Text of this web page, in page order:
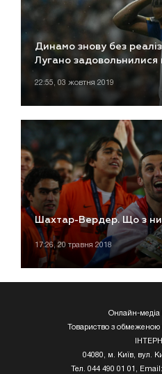
Динамо знову без
Лугано задовольнилися
22:55, 03 жовтня 2019
Шахтар-Вердер. Що з
17:26, 20 травня 2018
Онлайн-медіа
Товариство з обмеженою
04080, м. Київ, вул.
Тел. 044 490 01 01, Email: